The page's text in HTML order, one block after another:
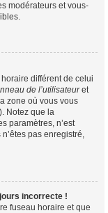
modérateurs et vous-
horaire différent de celui
de l’utilisateuret
zone où vous vous
Notez que la
paramètres, n’est
pas enregistré,
incorrecte !
fuseau horaire et que